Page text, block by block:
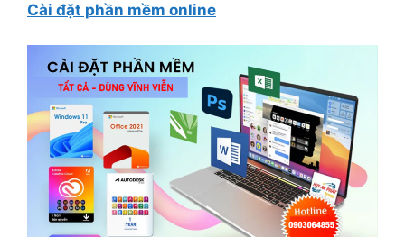
Cài đặt phần mềm online